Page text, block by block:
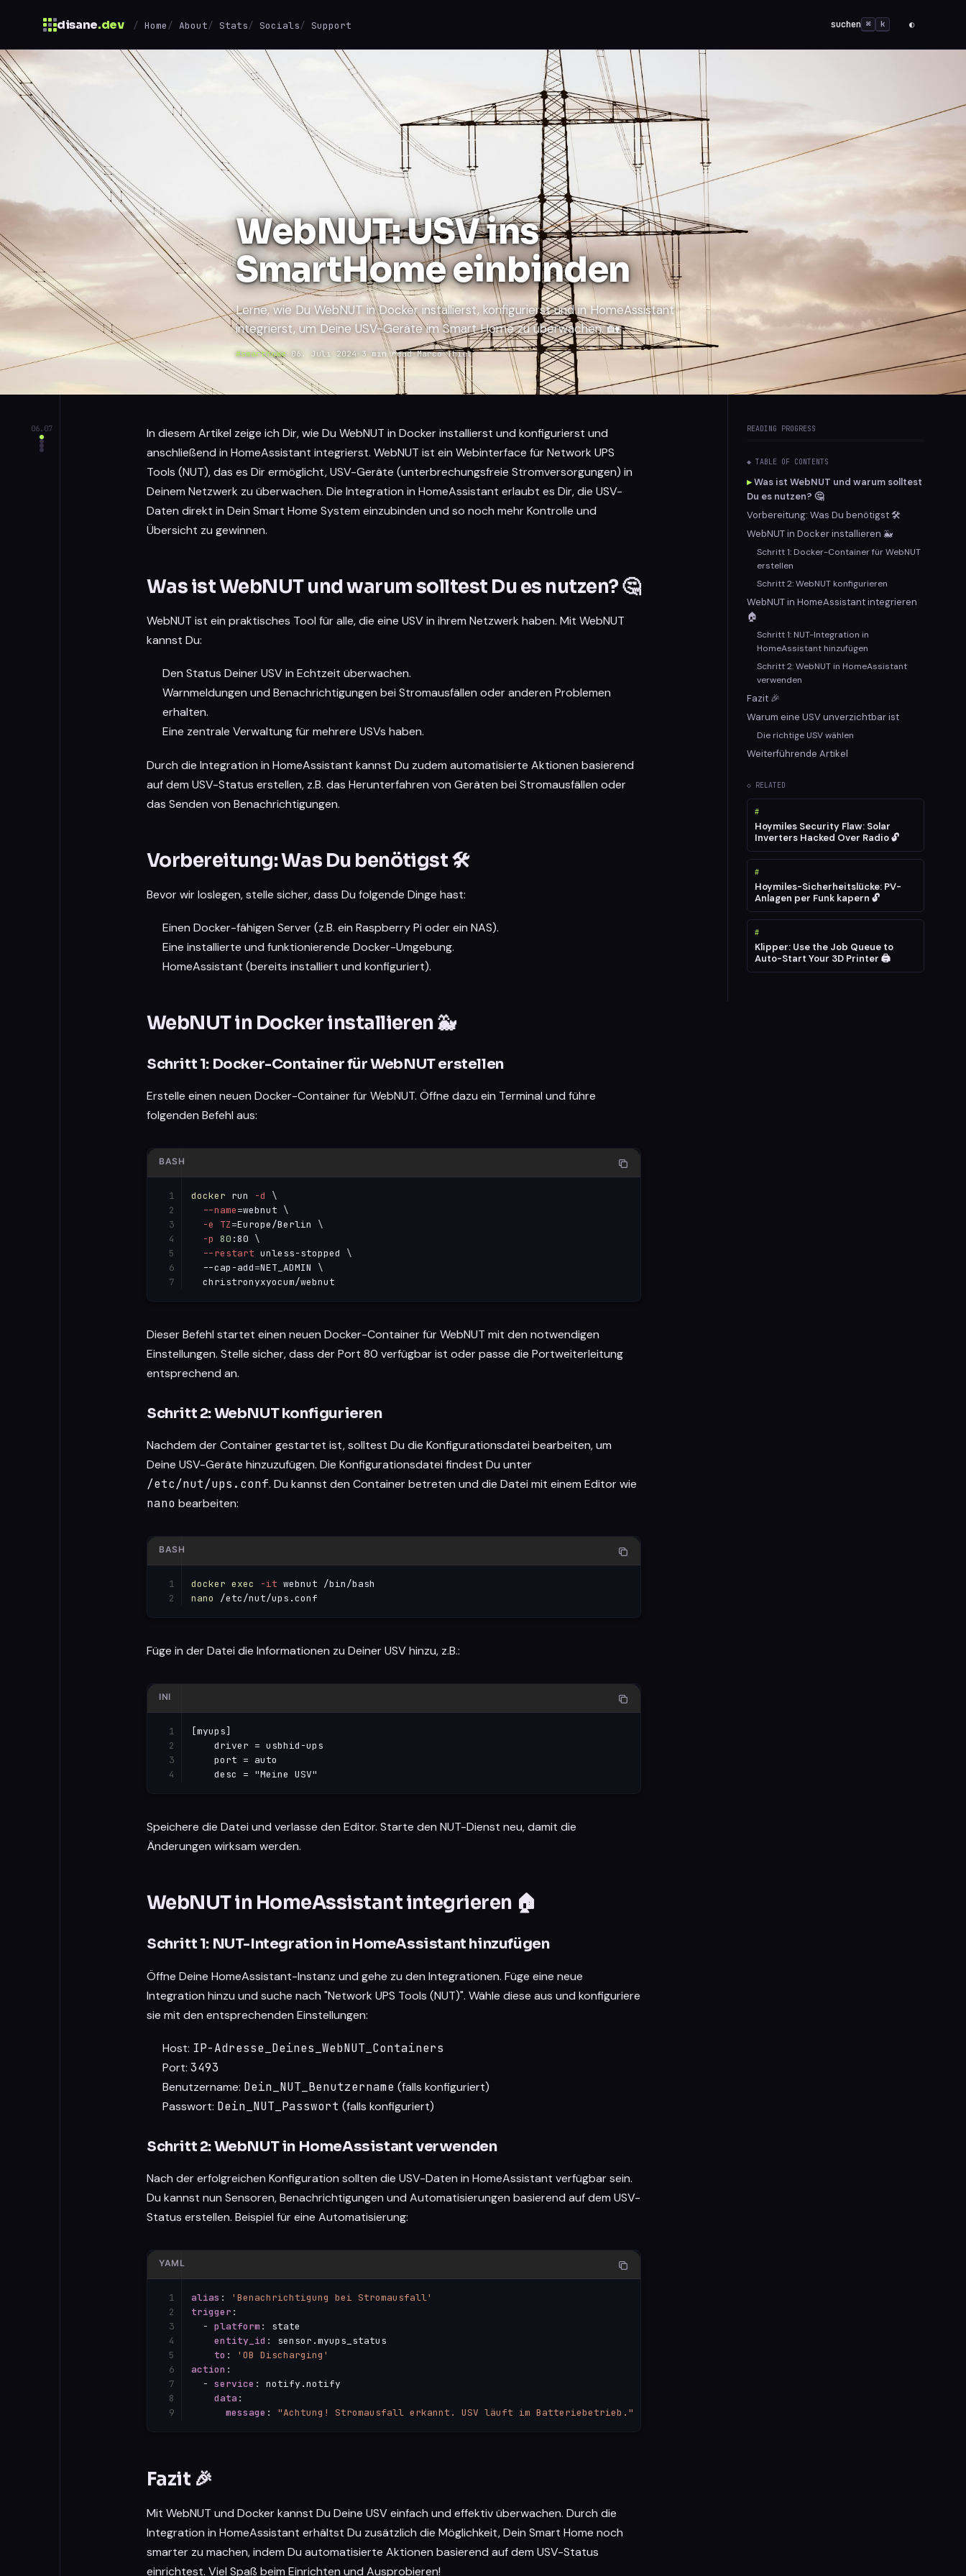
disane.dev Home About Stats Socials Support suchen ⌘ k ◐
WebNUT: USV ins
SmartHome einbinden
Lerne, wie Du WebNUT in Docker installierst, konfigurierst und in HomeAssistant
integrierst, um Deine USV-Geräte im Smart Home zu überwachen. 🏡
#smarthome 06. Juli 2024 · 3 min read·Marco Thiel
06.07
In diesem Artikel zeige ich Dir, wie Du WebNUT in Docker installierst und konfigurierst und
anschließend in HomeAssistant integrierst. WebNUT ist ein Webinterface für Network UPS
Tools (NUT), das es Dir ermöglicht, USV-Geräte (unterbrechungsfreie Stromversorgungen) in
Deinem Netzwerk zu überwachen. Die Integration in HomeAssistant erlaubt es Dir, die USV-
Daten direkt in Dein Smart Home System einzubinden und so noch mehr Kontrolle und
Übersicht zu gewinnen.
Was ist WebNUT und warum solltest Du es nutzen? 🤔
WebNUT ist ein praktisches Tool für alle, die eine USV in ihrem Netzwerk haben. Mit WebNUT
kannst Du:
Den Status Deiner USV in Echtzeit überwachen.
Warnmeldungen und Benachrichtigungen bei Stromausfällen oder anderen Problemen
erhalten.
Eine zentrale Verwaltung für mehrere USVs haben.
Durch die Integration in HomeAssistant kannst Du zudem automatisierte Aktionen basierend
auf dem USV-Status erstellen, z.B. das Herunterfahren von Geräten bei Stromausfällen oder
das Senden von Benachrichtigungen.
Vorbereitung: Was Du benötigst 🛠️
Bevor wir loslegen, stelle sicher, dass Du folgende Dinge hast:
Einen Docker-fähigen Server (z.B. ein Raspberry Pi oder ein NAS).
Eine installierte und funktionierende Docker-Umgebung.
HomeAssistant (bereits installiert und konfiguriert).
WebNUT in Docker installieren 🐳
Schritt 1: Docker-Container für WebNUT erstellen
Erstelle einen neuen Docker-Container für WebNUT. Öffne dazu ein Terminal und führe
folgenden Befehl aus:
docker run -d
\
--name=webnut \
-e
TZ=Europe/Berlin \
-p 80 :80 \
--restart unless-stopped \
  --cap-add
=NET_ADMIN \
BASH
Dieser Befehl startet einen neuen Docker-Container für WebNUT mit den notwendigen
Einstellungen. Stelle sicher, dass der Port 80 verfügbar ist oder passe die Portweiterleitung
entsprechend an.
Schritt 2: WebNUT konfigurieren
Nachdem der Container gestartet ist, solltest Du die Konfigurationsdatei bearbeiten, um
Deine USV-Geräte hinzuzufügen. Die Konfigurationsdatei findest Du unter
/etc/nut/ups.conf. Du kannst den Container betreten und die Datei mit einem Editor wie
nano bearbeiten:
docker exec -it
nano
BASH
Füge in der Datei die Informationen zu Deiner USV hinzu, z.B.:
[myups]
    driver = usbhid-ups
    port = auto
    desc = "Meine USV"
INI
Speichere die Datei und verlasse den Editor. Starte den NUT-Dienst neu, damit die
Änderungen wirksam werden.
WebNUT in HomeAssistant integrieren 🏠
Schritt 1: NUT-Integration in HomeAssistant hinzufügen
Öffne Deine HomeAssistant-Instanz und gehe zu den Integrationen. Füge eine neue
Integration hinzu und suche nach "Network UPS Tools (NUT)". Wähle diese aus und konfiguriere
sie mit den entsprechenden Einstellungen:
Host: IP-Adresse_Deines_WebNUT_Containers
Port:3493
Benutzername: Dein_NUT_Benutzername (falls konfiguriert)
Passwort: Dein_NUT_Passwort (falls konfiguriert)
Schritt 2: WebNUT in HomeAssistant verwenden
Nach der erfolgreichen Konfiguration sollten die USV-Daten in HomeAssistant verfügbar sein.
Du kannst nun Sensoren, Benachrichtigungen und Automatisierungen basierend auf dem USV-
Status erstellen. Beispiel für eine Automatisierung:
alias :
'Benachrichtigung bei Stromausfall'
trigger :
- platform :
state
entity_id :
sensor.myups_status
to :
'OB Discharging'
action :
- service :
notify.notify
data :
message : "Achtung! Stromausfall erkannt. USV läuft im Batteriebetrieb."
YAML
Fazit 🎉
Mit WebNUT und Docker kannst Du Deine USV einfach und effektiv überwachen. Durch die
Integration in HomeAssistant erhältst Du zusätzlich die Möglichkeit, Dein Smart Home noch
smarter zu machen, indem Du automatisierte Aktionen basierend auf dem USV-Status
einrichtest. Viel Spaß beim Einrichten und Ausprobieren!
READING PROGRESS
◆ TABLE OF CONTENTS
Was ist WebNUT und warum solltest
Du es nutzen? 🤔
Vorbereitung: Was Du benötigst 🛠️
WebNUT in Docker installieren 🐳
Schritt 1: Docker-Container für WebNUT
erstellen
Schritt 2: WebNUT konfigurieren
WebNUT in HomeAssistant integrieren
🏠
Schritt 1: NUT-Integration in
HomeAssistant hinzufügen
Schritt 2: WebNUT in HomeAssistant
verwenden
Fazit 🎉
Warum eine USV unverzichtbar ist
Die richtige USV wählen
Weiterführende Artikel
◇ RELATED
#
Hoymiles Security Flaw: Solar
Inverters Hacked Over Radio 🔓
#
Hoymiles-Sicherheitslücke: PV-
Anlagen per Funk kapern 🔓
#
Klipper: Use the Job Queue to
Auto-Start Your 3D Printer 🖨️
$
↑ ↓ navigate